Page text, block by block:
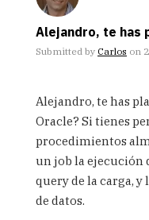
Alejandro, te has
Submitted by Carlos on
reply
Me
gustaria
saber
alguien
by
Alejandro, te has
Oracle? Si tienes
procedimientos
un job la ejecución
query de la carga, y
de datos.